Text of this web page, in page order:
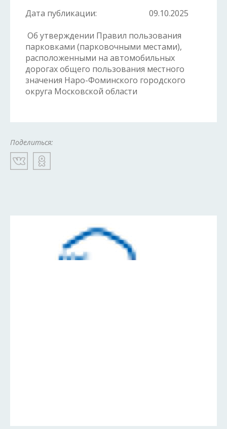
Дата публикации:
09.10.2025
Об утверждении Правил пользования
парковками (парковочными местами),
расположенными на автомобильных
дорогах общего пользования местного
значения Наро-Фоминского городского
округа Московской области
Поделиться: